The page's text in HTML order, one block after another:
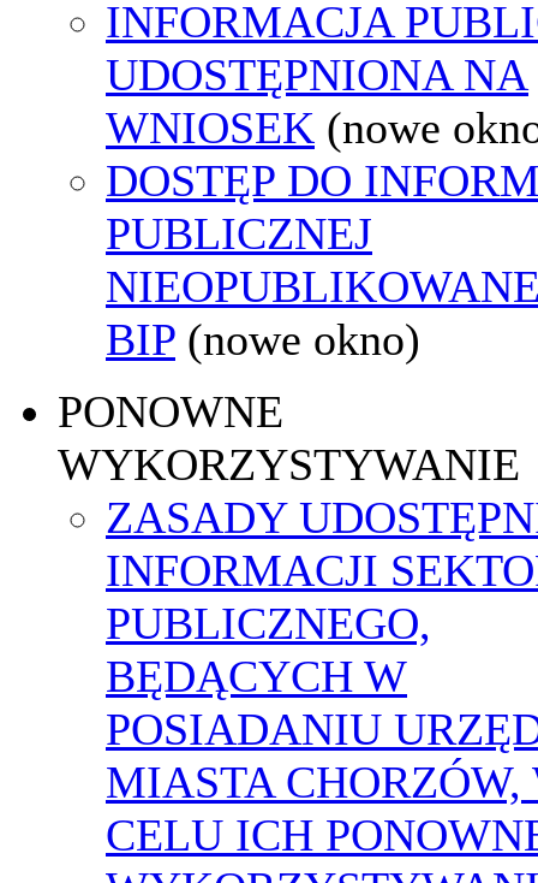
INFORMACJA
UDOSTĘPNIONA NA
WNIOSEK (nowe
DOSTĘP DO
PUBLICZNEJ
BIP (nowe okno)
PONOWNE
WYKORZYSTYWANIE
ZASADY
INFORMACJI
PUBLICZNEGO,
BĘDĄCYCH W
POSIADANIU
MIASTA CHORZÓW,
CELU ICH